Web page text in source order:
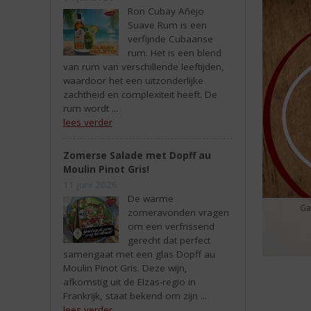
Ron Cubay Añejo
Suave Rum is een
verfijnde Cubaanse
rum. Het is een blend
van rum van verschillende leeftijden,
waardoor het een uitzonderlijke
zachtheid en complexiteit heeft. De
rum wordt ...
lees verder
Zomerse Salade met Dopff au
Moulin Pinot Gris!
De warme
zomeravonden vragen
om een verfrissend
gerecht dat perfect
samengaat met een glas Dopff au
Moulin Pinot Gris. Deze wijn,
afkomstig uit de Elzas-regio in
Frankrijk, staat bekend om zijn ...